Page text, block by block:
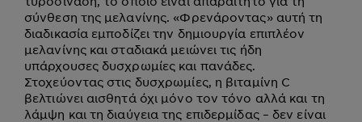
σύνθεση της μελανίνης. «Φρενάροντας» αυτή τη
διαδικασία εμποδίζει την δημιουργία επιπλέον
μελανίνης και σταδιακά μειώνει τις ήδη
υπάρχουσες δυσχρωμίες και πανάδες.
Στοχεύοντας στις δυσχρωμίες, η βιταμίνη C
βελτιώνει αισθητά όχι μόνο τον τόνο αλλά και τη
λάμψη και τη διαύγεια της επιδερμίδας – δεν είναι